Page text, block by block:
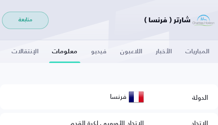
شارتر ( فرنسا ) متابعة
المباريات الأخبار اللاعبون فيديو معلومات الإنتقالات
الدولة فرنسا